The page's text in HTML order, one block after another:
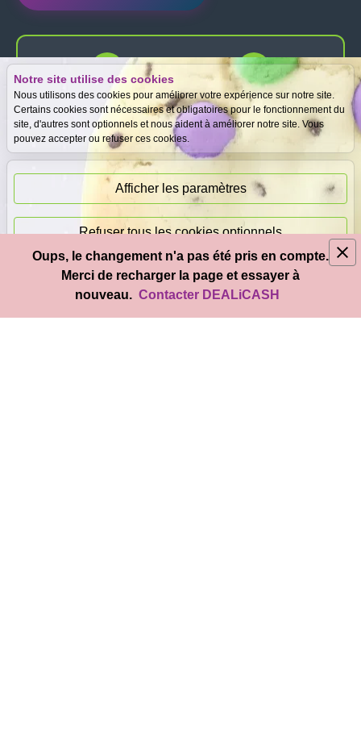
Notre site utilise des cookies
Nous utilisons des cookies pour améliorer votre expérience sur notre site.
Certains cookies sont nécessaires et obligatoires pour le fonctionnement du
site, d'autres sont optionnels et nous aident à améliorer notre site. Vous
pouvez accepter ou refuser ces cookies.
Afficher les paramètres
Refuser tous les cookies optionnels
Accepter tous les cookies
Expertise
gratuite
Meilleurs prix
garantis
Paiement
immédiat
© 2026 DEALiCASH- Tous droits réservés
Oups, le changement n'a pas été pris en compte.
Merci de recharger la page et essayer à
nouveau. Contacter DEALiCASH